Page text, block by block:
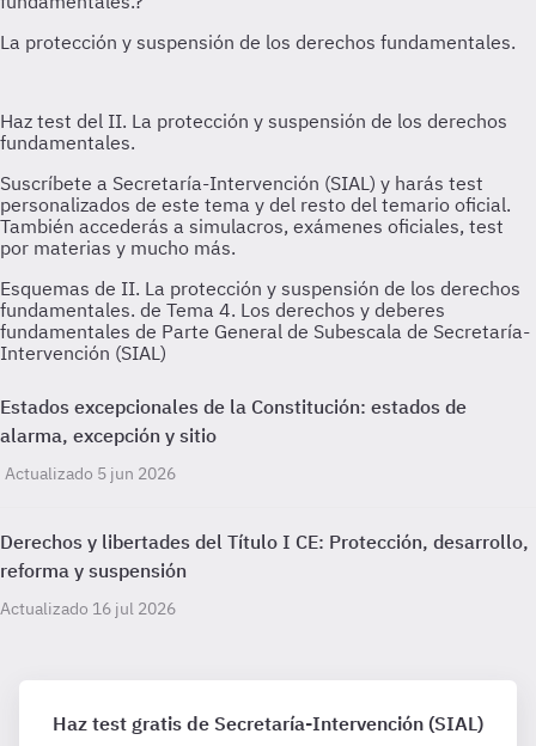
Esquemas de II. La protección y suspensión de los derechos
fundamentales. de Tema 4. Los derechos y deberes
fundamentales de Parte General de Subescala de Secretaría-
Intervención (SIAL)
Estados excepcionales de la Constitución: estados de
alarma, excepción y sitio
Actualizado 5 jun 2026
Derechos y libertades del Título I CE: Protección, desarrollo,
reforma y suspensión
Actualizado 16 jul 2026
Haz test gratis de Secretaría-Intervención (SIAL)